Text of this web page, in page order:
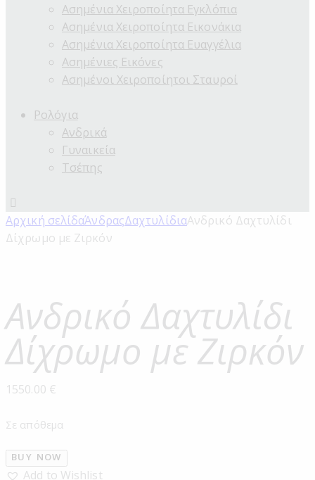
Ασημένια Χειροποίητα Εγκλόπια
Ασημένια Χειροποίητα Εικονάκια
Ασημένια Χειροποίητα Ευαγγέλια
Ασημένιες Εικόνες
Ασημένοι Χειροποίητοι Σταυροί
Ρολόγια
Ανδρικά
Γυναικεία
Τσέπης
Αρχική σελίδαΆνδραςΔαχτυλίδιαΑνδρικό Δαχτυλίδι
Δίχρωμο με Ζιρκόν
Ανδρικό Δαχτυλίδι
Δίχρωμο με Ζιρκόν
1550.00 €
Σε απόθεμα
BUY NOW
Add to Wishlist